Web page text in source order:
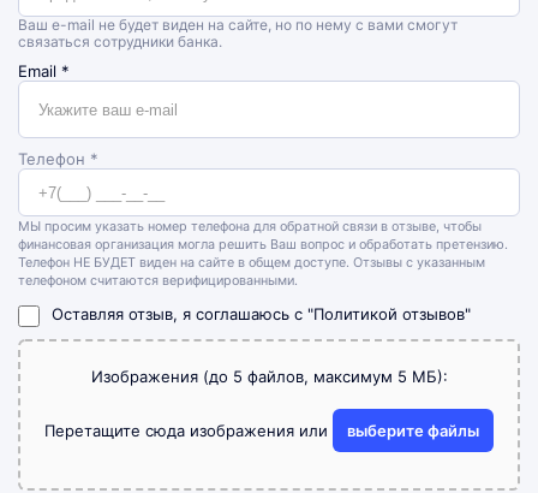
Ваш e-mail не будет виден на сайте, но по нему с вами смогут
связаться сотрудники банка.
Email *
Телефон *
МЫ просим указать номер телефона для обратной связи в отзыве, чтобы
финансовая организация могла решить Ваш вопрос и обработать претензию.
Телефон НЕ БУДЕТ виден на сайте в общем доступе. Отзывы с указанным
телефоном считаются верифицированными.
Оставляя отзыв, я соглашаюсь с "Политикой отзывов"
Изображения (до 5 файлов, максимум 5 МБ):
Перетащите сюда изображения или выберите файлы